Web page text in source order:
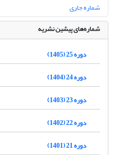
شماره جاری
شماره‌های پیشین نشریه
دوره 25 (1405)
دوره 24 (1404)
دوره 23 (1403)
دوره 22 (1402)
دوره 21 (1401)